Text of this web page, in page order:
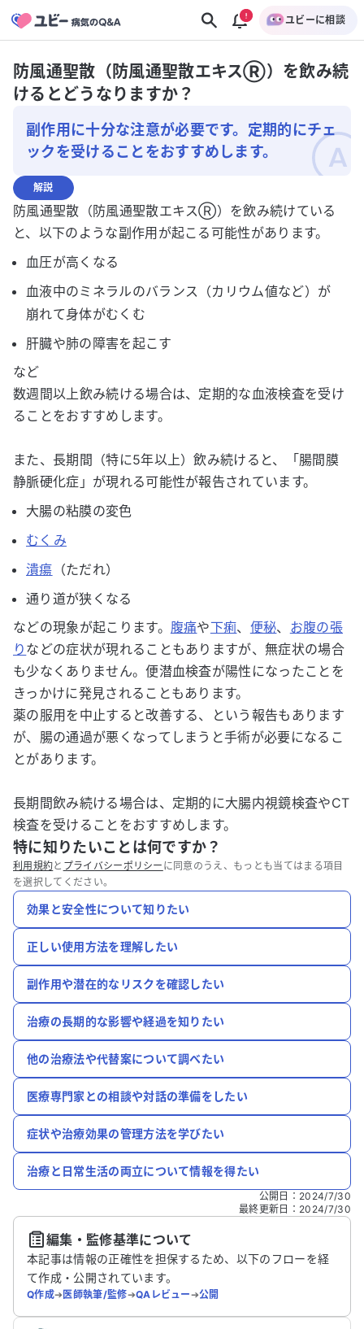
ユビーに相談
防風通聖散（防風通聖散エキスⓇ️）を飲み続
けるとどうなりますか？
副作用に十分な注意が必要です。定期的にチェ
ックを受けることをおすすめします。
解説
防風通聖散（防風通聖散エキスⓇ️）を飲み続けている
と、以下のような副作用が起こる可能性があります。
血圧が高くなる
血液中のミネラルのバランス（カリウム値など）が
崩れて身体がむくむ
肝臓や肺の障害を起こす
など
数週間以上飲み続ける場合は、定期的な血液検査を受け
ることをおすすめします。
また、長期間（特に5年以上）飲み続けると、「腸間膜
静脈硬化症」が現れる可能性が報告されています。
大腸の粘膜の変色
むくみ
潰瘍 （ただれ）
通り道が狭くなる
などの現象が起こります。 腹痛や下痢、 便秘、 お腹の張
り などの症状が現れることもありますが、無症状の場合
も少なくありません。便潜血検査が陽性になったことを
きっかけに発見されることもあります。
薬の服用を中止すると改善する、という報告もあります
が、腸の通過が悪くなってしまうと手術が必要になるこ
とがあります。
長期間飲み続ける場合は、定期的に大腸内視鏡検査やCT
検査を受けることをおすすめします。
特に知りたいことは何ですか？
利用規約と プライバシーポリシー に同意のうえ、もっとも当てはまる項目
を選択してください。
効果と安全性について知りたい
正しい使用方法を理解したい
副作用や潜在的なリスクを確認したい
治療の長期的な影響や経過を知りたい
他の治療法や代替案について調べたい
医療専門家との相談や対話の準備をしたい
症状や治療効果の管理方法を学びたい
治療と日常生活の両立について情報を得たい
公開日 ： 2024/7/30
最終更新日 ： 2024/7/30
編集・監修基準について
本記事は情報の正確性を担保するため、以下のフローを経
て作成・公開されています。
Q作成➔医師執筆/監修➔QAレビュー➔公開